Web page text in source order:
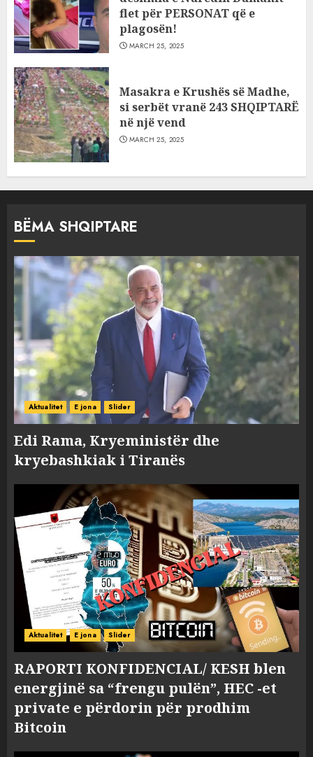
flet për PERSONAT që e
plagosën!
MARCH 25, 2025
Masakra e Krushës së Madhe,
si serbët vranë 243 SHQIPTARË
në një vend
MARCH 25, 2025
BËMA SHQIPTARE
Aktualitet E jona Slider
Edi Rama, Kryeministër dhe
kryebashkiak i Tiranës
Aktualitet E jona Slider
RAPORTI KONFIDENCIAL/ KESH blen
energjinë sa “frengu pulën”, HEC -et
private e përdorin për prodhim
Bitcoin